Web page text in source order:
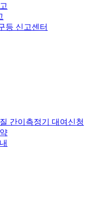
등 신고센터
간이측정기 대여신청